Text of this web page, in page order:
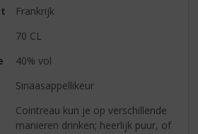
Frankrijk
70 CL
40% vol
Sinaasappellikeur
Cointreau kun je op verschillende
manieren drinken; heerlijk puur, of